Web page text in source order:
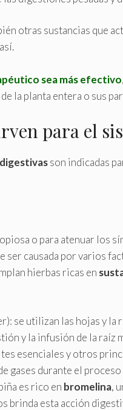
otras sustancias que
sea más efectivo
la planta entera o sus
para el
son indicadas
o para atenuar los
ser causada por varios
hierbas ricas en
se utilizan las hojas y la
y la infusión de la raíz
esenciales y otros
gases durante el
es rico en bromelina,
brinda esta acción